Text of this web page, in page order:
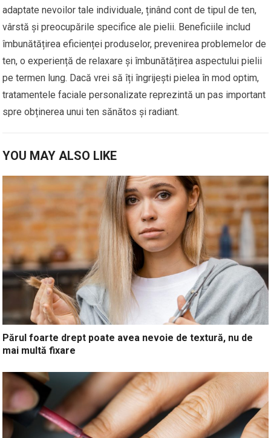
adaptate nevoilor tale individuale, ținând cont de tipul de ten,
vârstă și preocupările specifice ale pielii. Beneficiile includ
îmbunătățirea eficienței produselor, prevenirea problemelor de
ten, o experiență de relaxare și îmbunătățirea aspectului pielii
pe termen lung. Dacă vrei să îți îngrijești pielea în mod optim,
tratamentele faciale personalizate reprezintă un pas important
spre obținerea unui ten sănătos și radiant.
YOU MAY ALSO LIKE
Părul foarte drept poate avea nevoie de textură, nu de
mai multă fixare